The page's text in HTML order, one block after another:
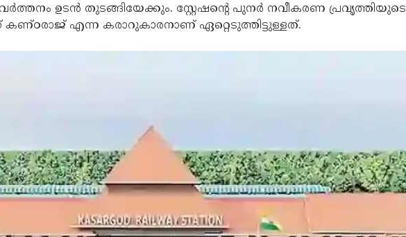
ഉടന്‍ തുടങ്ങിയേക്കും. സ്റ്റേഷന്റെ പുനര്‍ നവീകരണ പ്രവൃത്തിയുടെ
എന്ന കരാറുകാരനാണ് ഏറ്റെടുത്തിട്ടുള്ളത്.